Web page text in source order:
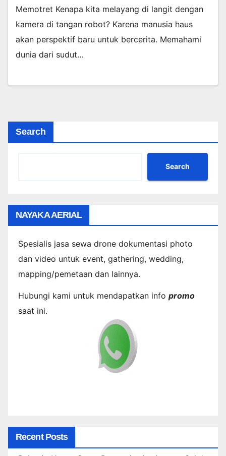
Memotret Kenapa kita melayang di langit dengan
kamera di tangan robot? Karena manusia haus
akan perspektif baru untuk bercerita. Memahami
dunia dari sudut…
Search
Search
NAYAKA AERIAL
Spesialis jasa sewa drone dokumentasi photo
dan video untuk event, gathering, wedding,
mapping/pemetaan dan lainnya.
Hubungi kami untuk mendapatkan info promo
saat ini.
Recent Posts